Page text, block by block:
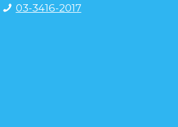
03-3416-2017